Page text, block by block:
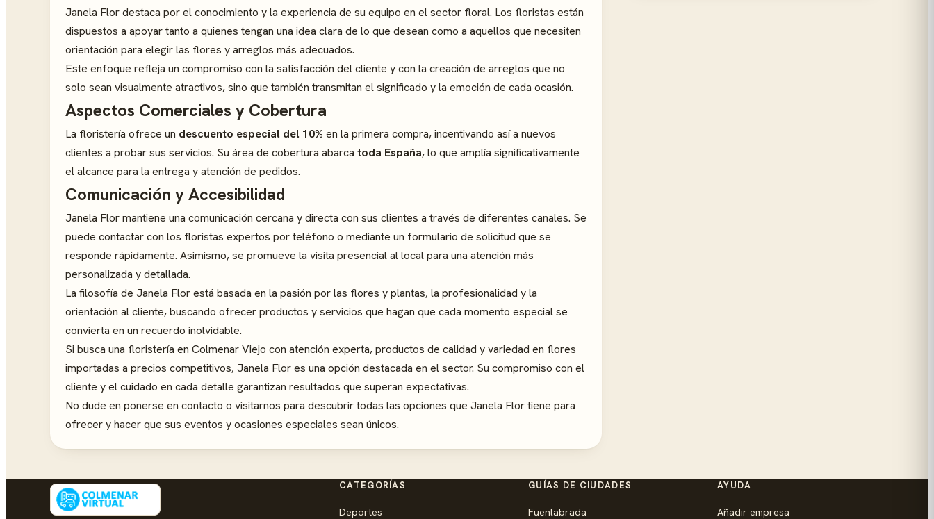
Janela Flor destaca por el conocimiento y la experiencia de su equipo en el sector floral. Los floristas están
dispuestos a apoyar tanto a quienes tengan una idea clara de lo que desean como a aquellos que necesiten
orientación para elegir las flores y arreglos más adecuados.
Este enfoque refleja un compromiso con la satisfacción del cliente y con la creación de arreglos que no
solo sean visualmente atractivos, sino que también transmitan el significado y la emoción de cada ocasión.
Aspectos Comerciales y Cobertura
La floristería ofrece un descuento especial del 10% en la primera compra, incentivando así a nuevos
clientes a probar sus servicios. Su área de cobertura abarca toda España, lo que amplía significativamente
el alcance para la entrega y atención de pedidos.
Comunicación y Accesibilidad
Janela Flor mantiene una comunicación cercana y directa con sus clientes a través de diferentes canales. Se
puede contactar con los floristas expertos por teléfono o mediante un formulario de solicitud que se
responde rápidamente. Asimismo, se promueve la visita presencial al local para una atención más
personalizada y detallada.
La filosofía de Janela Flor está basada en la pasión por las flores y plantas, la profesionalidad y la
orientación al cliente, buscando ofrecer productos y servicios que hagan que cada momento especial se
convierta en un recuerdo inolvidable.
Si busca una floristería en Colmenar Viejo con atención experta, productos de calidad y variedad en flores
importadas a precios competitivos, Janela Flor es una opción destacada en el sector. Su compromiso con el
cliente y el cuidado en cada detalle garantizan resultados que superan expectativas.
No dude en ponerse en contacto o visitarnos para descubrir todas las opciones que Janela Flor tiene para
ofrecer y hacer que sus eventos y ocasiones especiales sean únicos.
CATEGORÍAS
Deportes
GUÍAS DE CIUDADES
Fuenlabrada
AYUDA
Añadir empresa